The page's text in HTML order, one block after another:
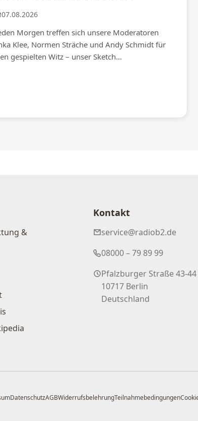
07.08.2026
Morgen treffen sich unsere Moderatoren
Klee, Normen Sträche und Andy Schmidt für
gespielten Witz – unser Sketch...
&
Kontakt
service@radiob2.de
08000 – 79 89 99
Pfalzburger Straße 43-44
10717 Berlin
Deutschland
DatenschutzAGBWiderrufsbelehrungTeilnahmebedingungen